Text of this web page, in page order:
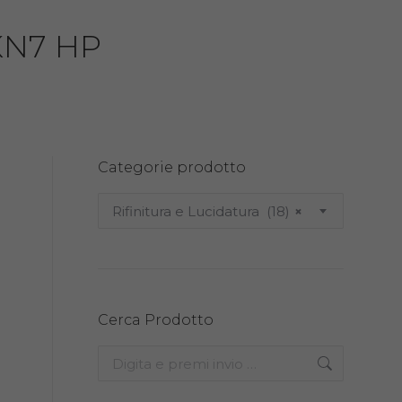
HP
Categorie prodotto
×
Rifinitura e Lucidatura (18)
Cerca Prodotto